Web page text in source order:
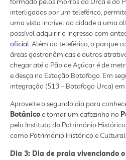
interligados por um teleférico,
uma vista incrível da cidade a uma
possível adquirir o ingresso com
oficial.Além do teleférico, o parque
áreas gastronômicas e outros
chegar até o Pão de Açúcar é de
e desça na Estação Botafogo. Em
integração (513 – Botafogo Urca)
Aproveite o segundo dia para
Botânicoe tomar um cafezinho no
pelo Instituto do Património
como Património Histórico e Cultural
Dia 3: Dia de praia vivenciando